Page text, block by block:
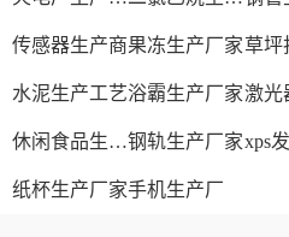
传感器生产商果冻生产厂家
水泥生产工艺浴霸生产厂家
休闲食品生产线钢轨生产厂家
纸杯生产厂家手机生产厂